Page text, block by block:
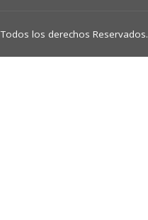
los derechos Reservados.